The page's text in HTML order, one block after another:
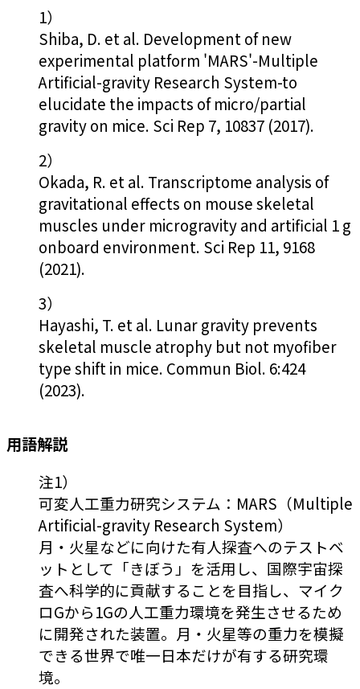
1）
Shiba, D. et al. Development of new
experimental platform 'MARS'-Multiple
Artificial-gravity Research System-to
elucidate the impacts of micro/partial
gravity on mice. Sci Rep 7, 10837 (2017).
2）
Okada, R. et al. Transcriptome analysis of
gravitational effects on mouse skeletal
muscles under microgravity and artificial 1 g
onboard environment. Sci Rep 11, 9168
(2021).
3）
Hayashi, T. et al. Lunar gravity prevents
skeletal muscle atrophy but not myofiber
type shift in mice. Commun Biol. 6:424
(2023).
用語解説
注1）
可変人工重力研究システム：MARS（Multiple
Artificial-gravity Research System）
月・火星などに向けた有人探査へのテストベ
ットとして「きぼう」を活用し、国際宇宙探
査へ科学的に貢献することを目指し、マイク
ロGから1Gの人工重力環境を発生させるため
に開発された装置。月・火星等の重力を模擬
できる世界で唯一日本だけが有する研究環
境。